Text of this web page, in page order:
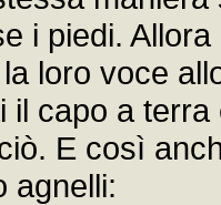
i piedi.
loro voce
il capo a
E così
agnelli: